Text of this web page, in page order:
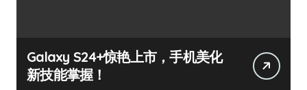
Galaxy S24+惊艳上市，手机美化
新技能掌握！